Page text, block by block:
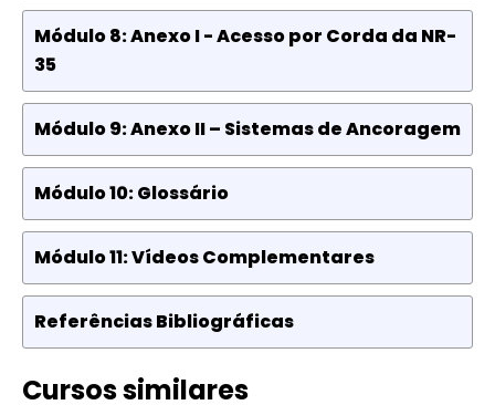
Módulo 8: Anexo I - Acesso por Corda da NR-
35
Módulo 9: Anexo II – Sistemas de Ancoragem
Módulo 10: Glossário
Módulo 11: Vídeos Complementares
Referências Bibliográficas
Cursos similares